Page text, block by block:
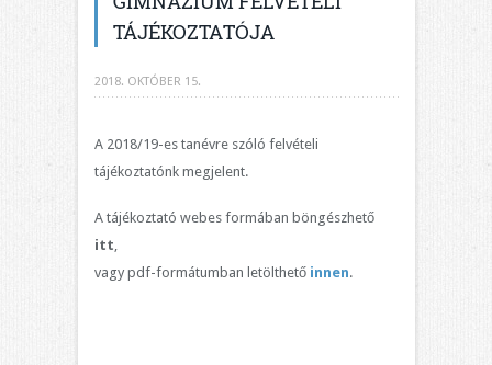
TÁJÉKOZTATÓJA
2018. OKTÓBER 15.
A 2018/19-es tanévre szóló felvételi
tájékoztatónk megjelent.
A tájékoztató webes formában böngészhető
itt
vagy pdf-formátumban letölthető innen.